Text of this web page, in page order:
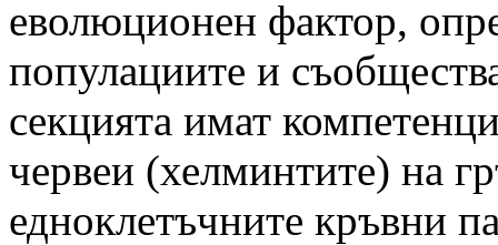
еволюционен фактор,
популациите и
секцията имат
червеи (хелминтите) на
едноклетъчните кръвни